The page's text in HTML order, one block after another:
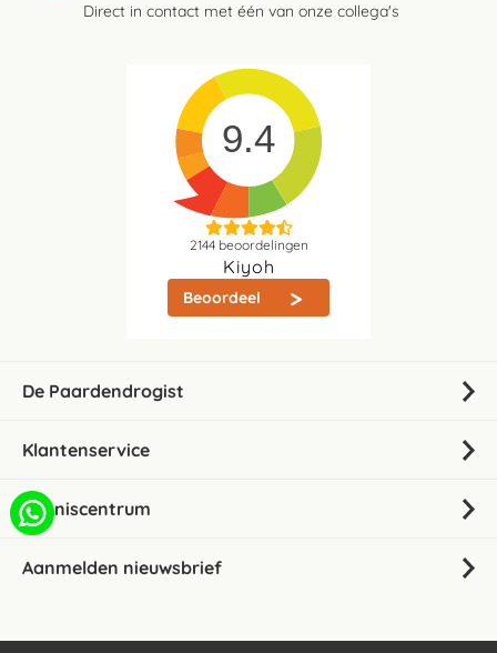
Direct in contact met één van onze collega's
9.4
2144beoordelingen
Kiyoh
Beoordeel
De Paardendrogist
Klantenservice
Kenniscentrum
Aanmelden nieuwsbrief